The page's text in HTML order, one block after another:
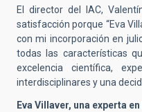
El director del IAC,
satisfacción porque “Eva
con mi incorporación en
todas las características
excelencia científica,
interdisciplinares y una
Eva Villaver, una experta